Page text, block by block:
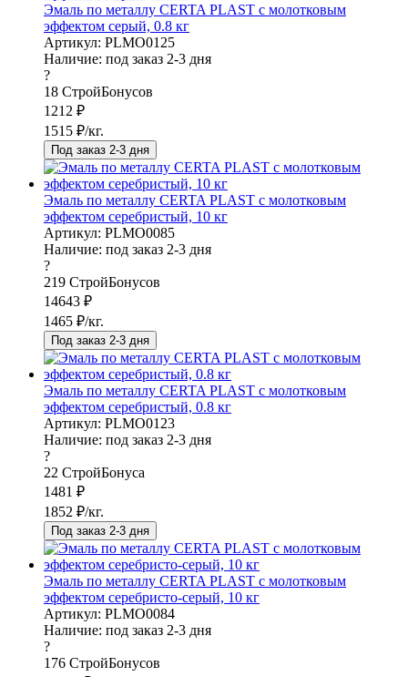
Эмаль по металлу CERTA PLAST с молотковым
эффектом серый, 0.8 кг
Артикул: PLMO0125
Наличие: под заказ 2-3 дня
?
18 СтройБонусов
1212 ₽
1515 ₽/кг.
Под заказ 2-3 дня
Эмаль по металлу CERTA PLAST с молотковым
эффектом серебристый, 10 кг
Артикул: PLMO0085
Наличие: под заказ 2-3 дня
?
219 СтройБонусов
14643 ₽
1465 ₽/кг.
Под заказ 2-3 дня
Эмаль по металлу CERTA PLAST с молотковым
эффектом серебристый, 0.8 кг
Артикул: PLMO0123
Наличие: под заказ 2-3 дня
?
22 СтройБонуса
1481 ₽
1852 ₽/кг.
Под заказ 2-3 дня
Эмаль по металлу CERTA PLAST с молотковым
эффектом серебристо-серый, 10 кг
Артикул: PLMO0084
Наличие: под заказ 2-3 дня
?
176 СтройБонусов